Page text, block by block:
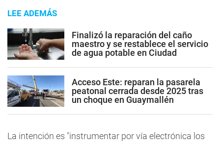
LEE ADEMÁS
Finalizó la reparación del caño
maestro y se restablece el servicio
de agua potable en Ciudad
Acceso Este: reparan la pasarela
peatonal cerrada desde 2025 tras
un choque en Guaymallén
La intención es "instrumentar por vía electrónica los